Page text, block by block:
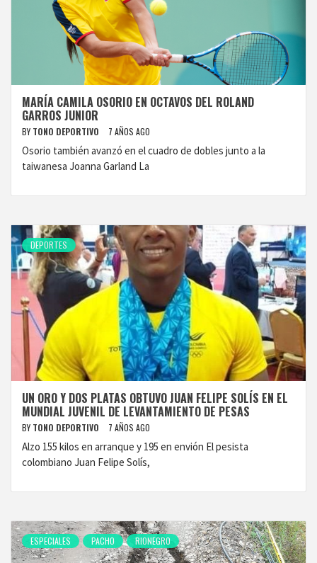
MARÍA CAMILA OSORIO EN OCTAVOS DEL ROLAND
GARROS JUNIOR
BY TONO DEPORTIVO 7 AÑOS AGO
Osorio también avanzó en el cuadro de dobles junto a la
taiwanesa Joanna Garland La
DEPORTES
UN ORO Y DOS PLATAS OBTUVO JUAN FELIPE SOLÍS EN EL
MUNDIAL JUVENIL DE LEVANTAMIENTO DE PESAS
BY TONO DEPORTIVO 7 AÑOS AGO
Alzo 155 kilos en arranque y 195 en envión El pesista
colombiano Juan Felipe Solís,
ESPECIALES PACHO RIONEGRO